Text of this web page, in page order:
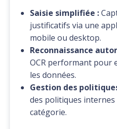
Saisie simplifiée :
justificatifs via une
mobile ou desktop.
Reconnaissance
OCR performant pour
les données.
Gestion des
des politiques
catégorie.